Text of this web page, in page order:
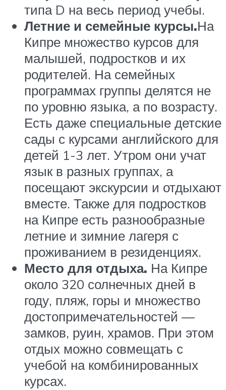
типа D на весь период учебы.
Летние и семейные курсы.На
Кипре множество курсов для
малышей, подростков и их
родителей. На семейных
программах группы делятся не
по уровню языка, а по возрасту.
Есть даже специальные детские
сады с курсами английского для
детей 1-3 лет. Утром они учат
язык в разных группах, а
посещают экскурсии и отдыхают
вместе. Также для подростков
на Кипре есть разнообразные
летние и зимние лагеря с
проживанием в резиденциях.
Место для отдыха. На Кипре
около 320 солнечных дней в
году, пляж, горы и множество
достопримечательностей —
замков, руин, храмов. При этом
отдых можно совмещать с
учебой на комбинированных
курсах.